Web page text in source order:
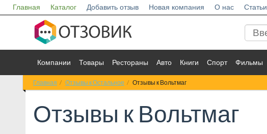
Главная Каталог Добавить отзыв Новая компания О нас Статьи
Компании Товары Рестораны Авто Книги Спорт Фильмы
Главная Отзывы к Остальное Отзывы к Вольтмаг
Отзывы к Вольтмаг